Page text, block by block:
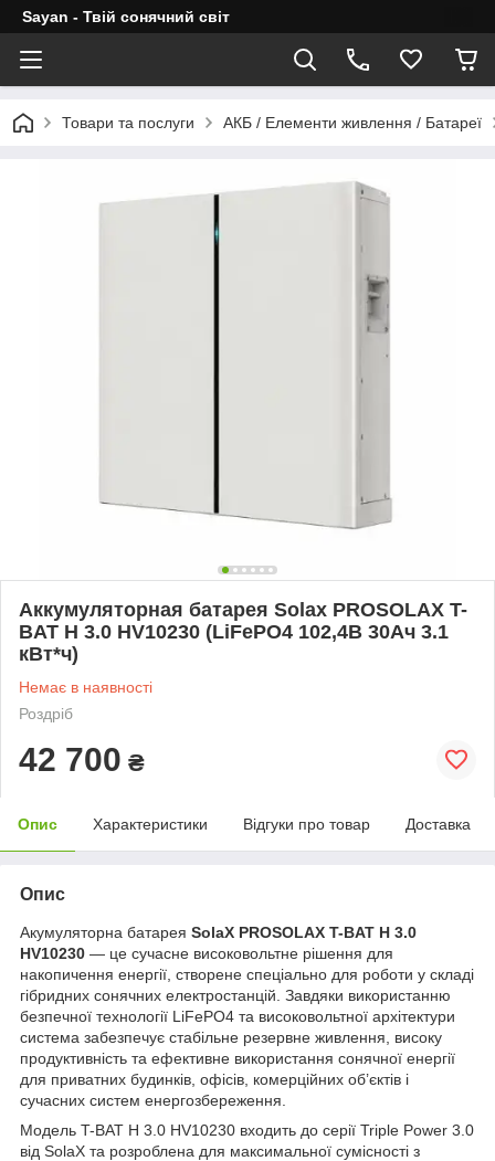
Sayan - Твій сонячний світ
Товари та послуги АКБ / Елементи живлення / Батареї
Аккумуляторная батарея Solax PROSOLAX T-
BAT H 3.0 HV10230 (LiFePO4 102,4В 30Aч 3.1
кВт*ч)
Немає в наявності
Роздріб
42 700 ₴
Опис Характеристики Відгуки про товар Доставка
Опис
Акумуляторна батарея SolaX PROSOLAX T-BAT H 3.0
HV10230 — це сучасне високовольтне рішення для
накопичення енергії, створене спеціально для роботи у складі
гібридних сонячних електростанцій. Завдяки використанню
безпечної технології LiFePO4 та високовольтної архітектури
система забезпечує стабільне резервне живлення, високу
продуктивність та ефективне використання сонячної енергії
для приватних будинків, офісів, комерційних об’єктів і
сучасних систем енергозбереження.
Модель T-BAT H 3.0 HV10230 входить до серії Triple Power 3.0
від SolaX та розроблена для максимальної сумісності з